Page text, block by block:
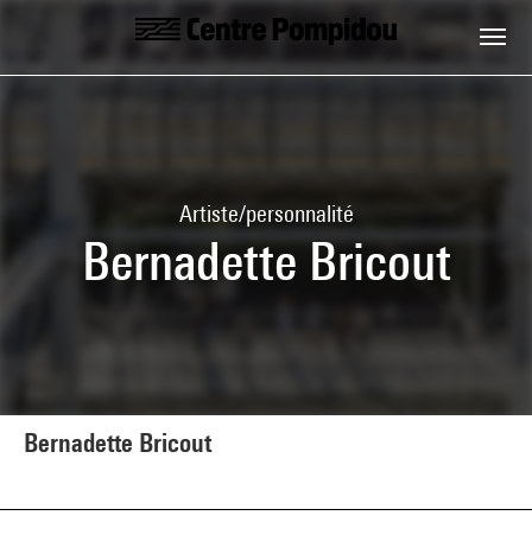
Aller au contenu principal
Centre Pompidou
Artiste/personnalité
Bernadette Bricout
Bernadette Bricout